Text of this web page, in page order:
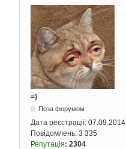
=)
Поза форумом
Дата реєстрації: 07.09.2014
Повідомлень: 3 335
Репутація: 2304